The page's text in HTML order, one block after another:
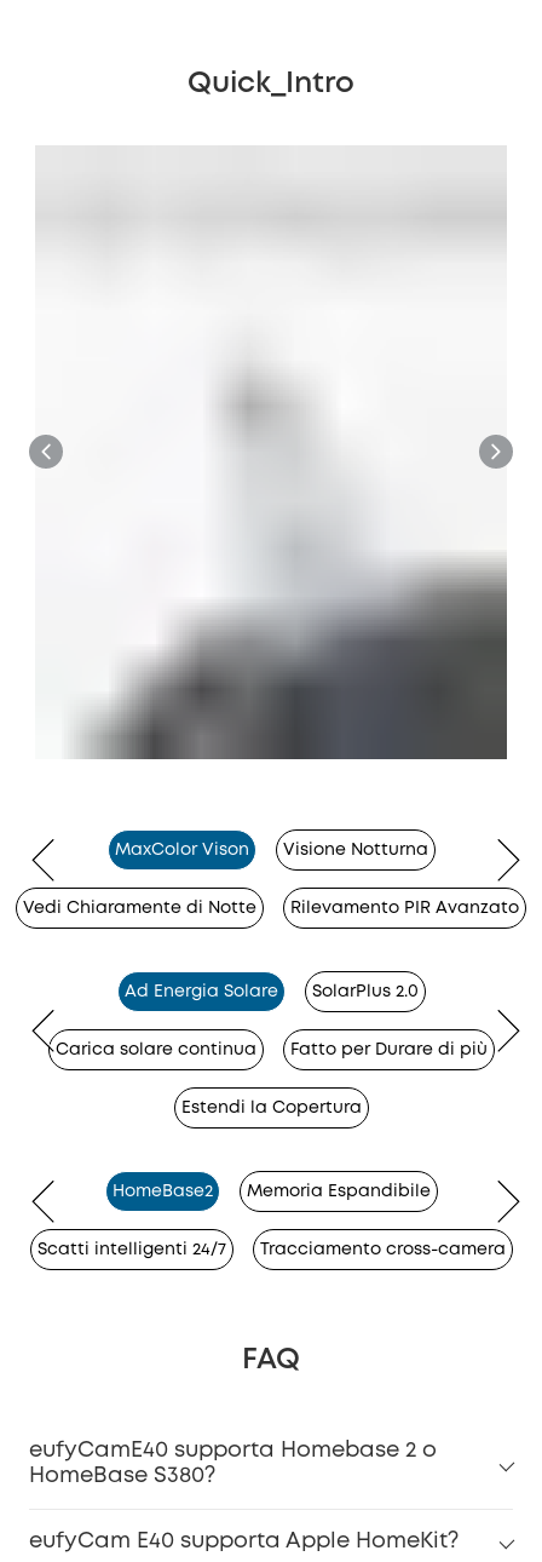
Quick_Intro
MaxColor Vison Visione Notturna
Vedi Chiaramente di Notte Rilevamento PIR Avanzato
Ad Energia Solare SolarPlus 2.0
Carica solare continua Fatto per Durare di più
Estendi la Copertura
HomeBase2 Memoria Espandibile
Scatti intelligenti 24/7 Tracciamento cross-camera
FAQ
eufyCamE40 supporta Homebase 2 o
HomeBase S380?
eufyCam E40 supporta Apple HomeKit?